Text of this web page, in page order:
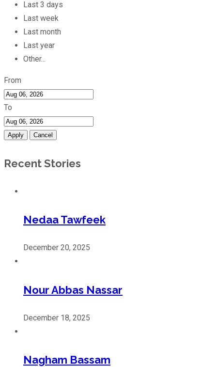
Last 3 days
Last week
Last month
Last year
Other...
From
To
Apply Cancel
Recent Stories
Nedaa Tawfeek
December 20, 2025
Nour Abbas Nassar
December 18, 2025
Nagham Bassam